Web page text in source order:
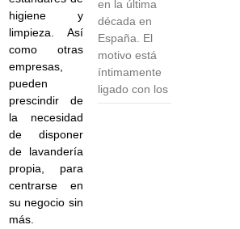
higiene y
limpieza. Así
como otras
empresas,
pueden
prescindir de
la necesidad
de disponer
de lavandería
propia, para
centrarse en
su negocio sin
más.
en la última
década en
España. El
motivo está
íntimamente
ligado con los